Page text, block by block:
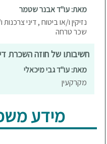
מאת: עו"ד אבנר שטמר
נזיקין ו/או ביטוח , דיני
שכר טרחה
חשיבותו של חוזה השכרת
מאת: עו"ד גבי מיכאלי
מקרקעין
מידע